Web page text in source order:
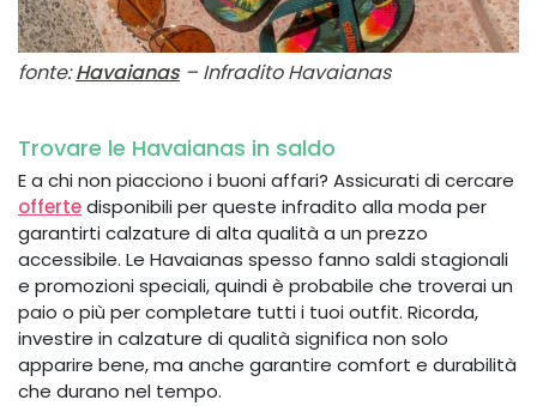
fonte:Havaianas– Infradito Havaianas
Trovare le Havaianas in saldo
E a chi non piacciono i buoni affari? Assicurati di cercare
offertedisponibili per queste infradito alla moda per
garantirti calzature di alta qualità a un prezzo
accessibile. Le Havaianas spesso fanno saldi stagionali
e promozioni speciali, quindi è probabile che troverai un
paio o più per completare tutti i tuoi outfit. Ricorda,
investire in calzature di qualità significa non solo
apparire bene, ma anche garantire comfort e durabilità
che durano nel tempo.